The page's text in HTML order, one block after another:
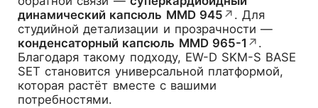
динамический капсюль MMD 945 ↗ . Для
студийной детализации и прозрачности —
конденсаторный капсюль MMD 965-1 ↗ .
Благодаря такому подходу, EW-D SKM-S BASE
SET становится универсальной платформой,
которая растёт вместе с вашими
потребностями.